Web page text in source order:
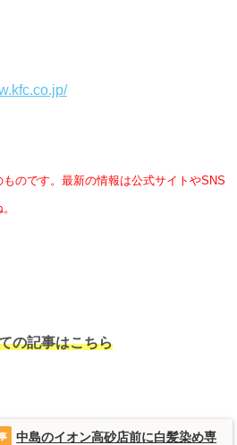
のです。最新の情報は公式サイトやSNS
の記事はこちら
中島のイオン高砂店前に白髪染め専